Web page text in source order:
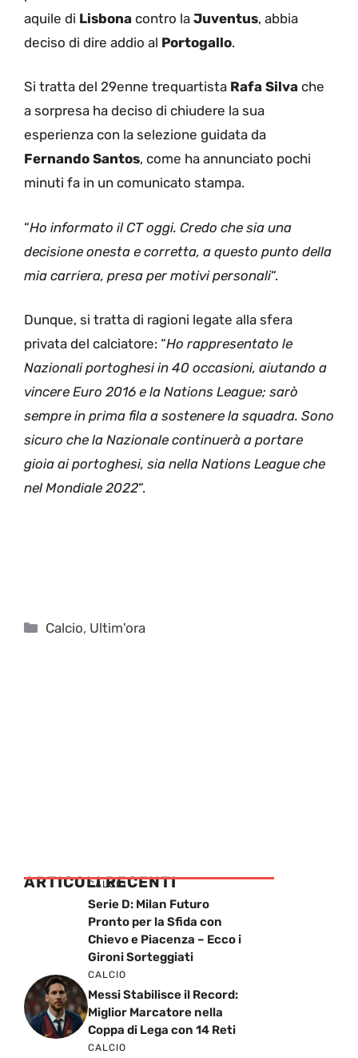
aquile di Lisbona contro la Juventus, abbia
deciso di dire addio al Portogallo.
Si tratta del 29enne trequartista Rafa Silva che
a sorpresa ha deciso di chiudere la sua
esperienza con la selezione guidata da
Fernando Santos, come ha annunciato pochi
minuti fa in un comunicato stampa.
“Ho informato il CT oggi. Credo che sia una
decisione onesta e corretta, a questo punto della
mia carriera, presa per motivi personali“.
Dunque, si tratta di ragioni legate alla sfera
privata del calciatore: “Ho rappresentato le
Nazionali portoghesi in 40 occasioni, aiutando a
vincere Euro 2016 e la Nations League; sarò
sempre in prima fila a sostenere la squadra. Sono
sicuro che la Nazionale continuerà a portare
gioia ai portoghesi, sia nella Nations League che
nel Mondiale 2022“.
Categorie
Calcio, Ultim'ora
ARTICOLI RECENTI
CALCIO
Serie D: Milan Futuro
Pronto per la Sfida con
Chievo e Piacenza – Ecco i
Gironi Sorteggiati
CALCIO
Messi Stabilisce il Record:
Miglior Marcatore nella
Coppa di Lega con 14 Reti
CALCIO